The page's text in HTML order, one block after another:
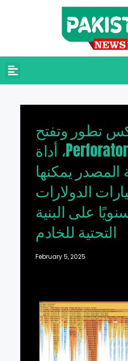
تطور وتفتح
المصادر Perforator، أداة
المصدر يمكنها
الدولارات
على البنية
التحتية للخادم
February 5, 2025